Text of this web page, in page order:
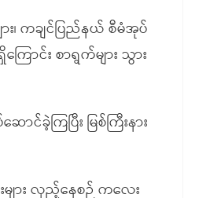
၊ ကချင်ပြည်နယ် စီမံအုပ်
ောင်း စာရွက်များ သွား
ခဲ့ကြပြီး မြစ်ကြီးနား
ျား လှည့်နေစဉ် ကလေး